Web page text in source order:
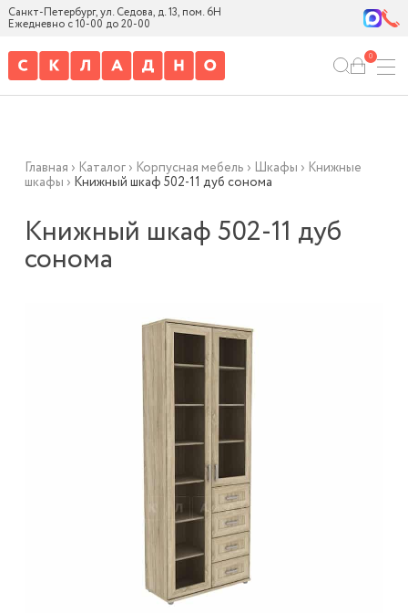
Санкт-Петербург, ул. Седова, д. 13, пом. 6Н
Ежедневно с 10-00 до 20-00
0
Главная › Каталог› Корпусная мебель › Шкафы › Книжные
шкафы › Книжный шкаф 502-11 дуб сонома
Книжный шкаф 502-11 дуб
сонома